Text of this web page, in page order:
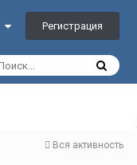
Регистрация
Вся активность